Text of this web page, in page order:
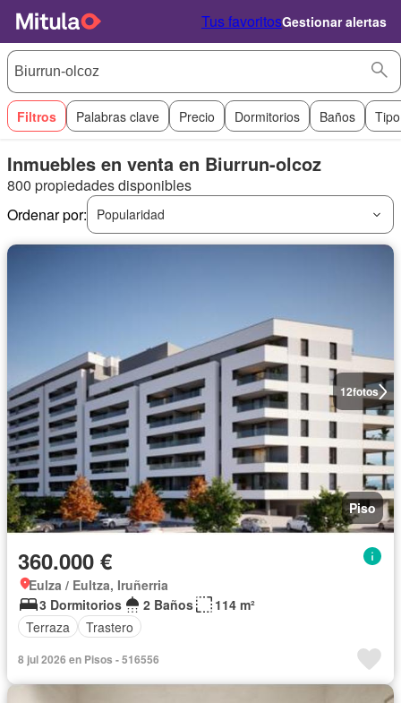
Tus favoritosGestionar alertas
Filtros Palabras clave Precio Dormitorios Baños
Inmuebles en venta en Biurrun-olcoz
800 propiedades disponibles
Ordenar por:
Popularidad
12fotos
Piso
360.000 €
Eulza / Eultza, Iruñerria
3 Dormitorios
2 Baños
114 m²
Terraza
Trastero
8 jul 2026 en Pisos - 516556